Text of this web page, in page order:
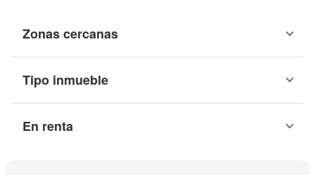
Zonas cercanas
Tipo inmueble
En renta